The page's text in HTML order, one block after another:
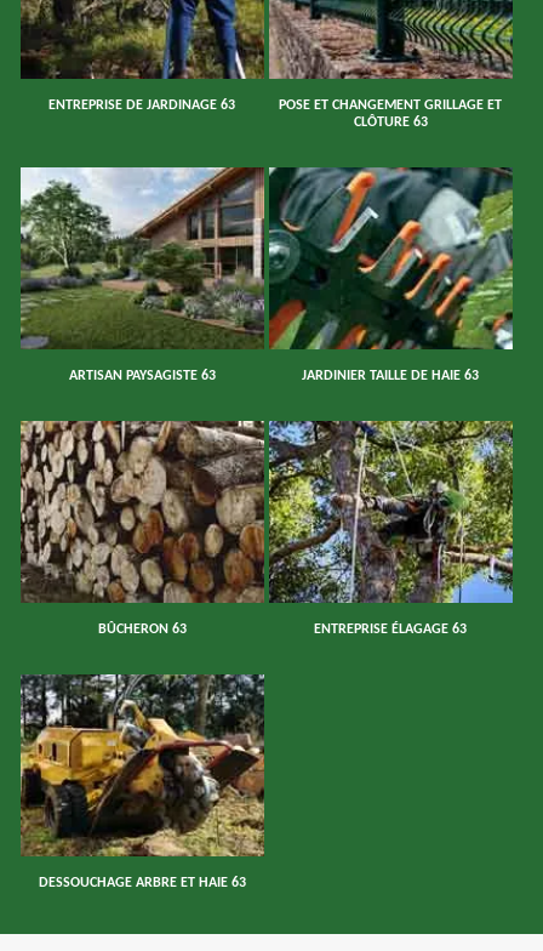
ENTREPRISE DE JARDINAGE 63
POSE ET CHANGEMENT GRILLAGE ET
CLÔTURE 63
ARTISAN PAYSAGISTE 63 JARDINIER TAILLE DE HAIE 63
BÛCHERON 63 ENTREPRISE ÉLAGAGE 63
DESSOUCHAGE ARBRE ET HAIE 63